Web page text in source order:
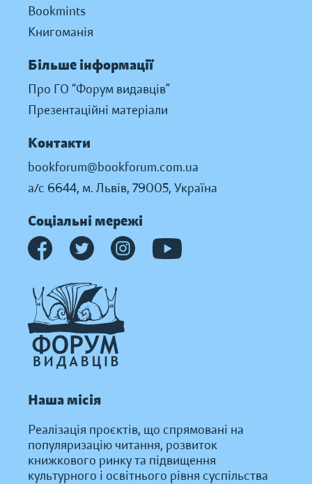
Bookmints
Книгоманія
Більше інформації
Про ГО “Форум видавців”
Презентаційні матеріали
Контакти
bookforum@bookforum.com.ua
а/с 6644, м. Львів, 79005, Україна
Соціальні мережі
Наша місія
Реалізація проєктів, що спрямовані на
популяризацію читання, розвиток
книжкового ринку та підвищення
культурного і освітнього рівня суспільства